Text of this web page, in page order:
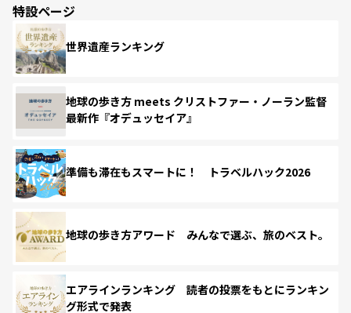
特設ページ
世界遺産ランキング
地球の歩き方 meets クリストファー・ノーラン監督
最新作『オデュッセイア』
準備も滞在もスマートに！ トラベルハック2026
地球の歩き方アワード みんなで選ぶ、旅のベスト。
エアラインランキング 読者の投票をもとにランキン
グ形式で発表